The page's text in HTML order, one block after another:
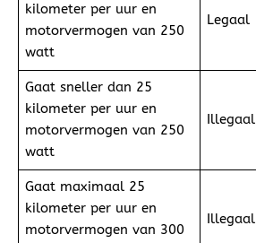
kilometer per uur en
motorvermogen van 250
watt
Legaal
Gaat sneller dan 25
kilometer per uur en
motorvermogen van 250
watt
Illegaal
Gaat maximaal 25
kilometer per uur en
motorvermogen van 300
Illegaal